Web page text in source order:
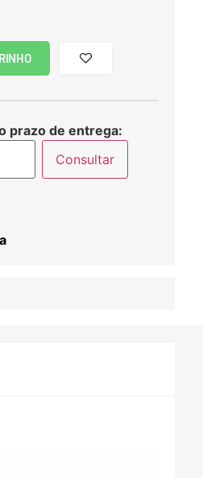
prazo de entrega:
Consultar